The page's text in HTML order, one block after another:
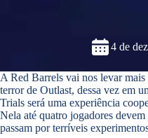
4 de
A Red Barrels vai nos levar
terror de Outlast, dessa vez em
Trials será uma experiência
Nela até quatro jogadores
passam por terríveis